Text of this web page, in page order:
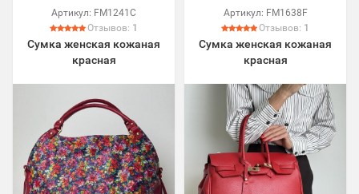
Артикул: FM1241C
Отзывов: 1
Сумка женская кожаная
красная
Артикул: FM1638F
Отзывов: 1
Сумка женская кожаная
красная